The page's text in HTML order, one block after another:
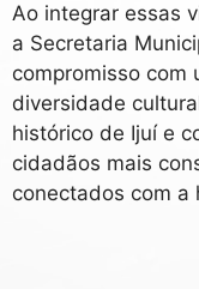
Ao integrar essas
a Secretaria
compromisso com
diversidade
histórico de Ijuí e
cidadãos mais
conectados com a